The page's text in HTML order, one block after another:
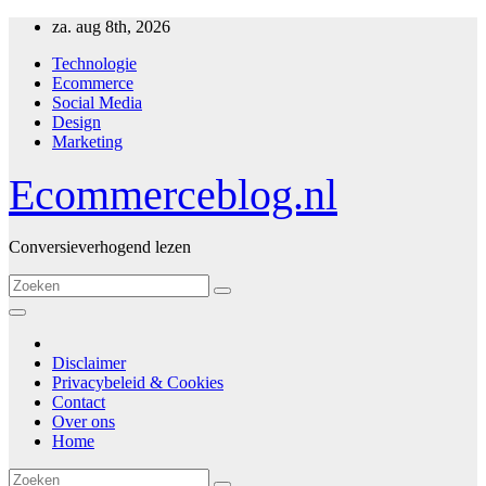
inhoud
za. aug 8th, 2026
Technologie
Ecommerce
Social Media
Design
Marketing
Ecommerceblog.nl
Conversieverhogend lezen
Disclaimer
Privacybeleid & Cookies
Contact
Over ons
Home